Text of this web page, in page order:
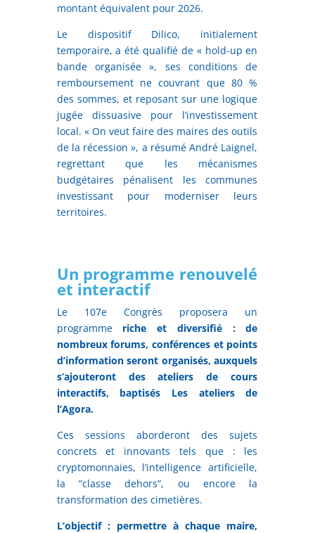
montant équivalent pour 2026.
Le dispositif Dilico, initialement
temporaire, a été qualifié de « hold-up en
bande organisée », ses conditions de
remboursement ne couvrant que 80 %
des sommes, et reposant sur une logique
jugée dissuasive pour l’investissement
local. « On veut faire des maires des outils
de la récession », a résumé André Laignel,
regrettant que les mécanismes
budgétaires pénalisent les communes
investissant pour moderniser leurs
territoires.
Un programme renouvelé
et interactif
Le 107e Congrès proposera un
programme riche et diversifié : de
nombreux forums, conférences et points
d’information seront organisés, auxquels
s’ajouteront des ateliers de cours
interactifs, baptisés Les ateliers de
l’Agora.
Ces sessions aborderont des sujets
concrets et innovants tels que : les
cryptomonnaies, l’intelligence artificielle,
la “classe dehors”, ou encore la
transformation des cimetières.
L’objectif : permettre à chaque maire,